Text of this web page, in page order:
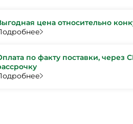
цена относительно
по факту поставки, через